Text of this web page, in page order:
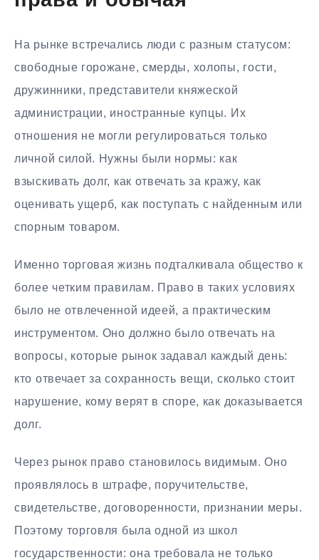
На рынке встречались люди с разным статусом:
свободные горожане, смерды, холопы, гости,
дружинники, представители княжеской
администрации, иностранные купцы. Их
отношения не могли регулироваться только
личной силой. Нужны были нормы: как
взыскивать долг, как отвечать за кражу, как
оценивать ущерб, как поступать с найденным или
спорным товаром.
Именно торговая жизнь подталкивала общество к
более четким правилам. Право в таких условиях
было не отвлеченной идеей, а практическим
инструментом. Оно должно было отвечать на
вопросы, которые рынок задавал каждый день:
кто отвечает за сохранность вещи, сколько стоит
нарушение, кому верят в споре, как доказывается
долг.
Через рынок право становилось видимым. Оно
проявлялось в штрафе, поручительстве,
свидетельстве, договоренности, признании меры.
Поэтому торговля была одной из школ
государственности: она требовала не только